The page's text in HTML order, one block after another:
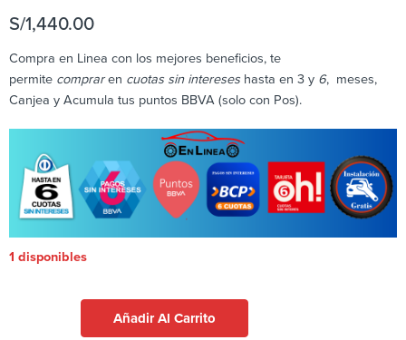
S/1,440.00
Compra en Linea con los mejores beneficios, te
permite compraren cuotas sin intereseshasta en 3 y 6, meses,
Canjea y Acumula tus puntos BBVA (solo con Pos).
1 disponibles
Añadir Al Carrito